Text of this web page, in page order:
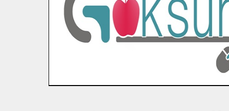
Bertiz’in Yeni Köprüsünde Sona Doğru.